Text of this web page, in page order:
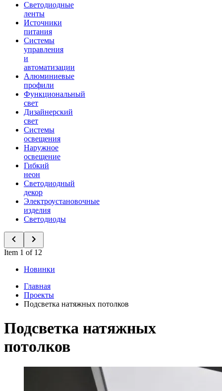
Светодиодные
ленты
Источники
питания
Системы
управления
и
автоматизации
Алюминиевые
профили
Функциональный
свет
Дизайнерский
свет
Системы
освещения
Наружное
освещение
Гибкий
неон
Светодиодный
декор
Электроустановочные
изделия
Светодиоды
Item 1 of 12
Новинки
Главная
Проекты
Подсветка натяжных потолков
Подсветка натяжных
потолков